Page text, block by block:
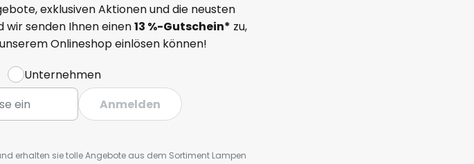
exklusiven Aktionen und die neusten
senden Ihnen einen13 %-Gutschein* zu,
Onlineshop einlösen können!
Unternehmen
Anmelden
erhalten sie tolle Angebote aus dem Sortiment Lampen